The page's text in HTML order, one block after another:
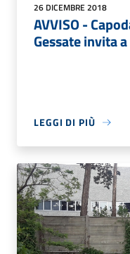
26 DICEMBRE 2018
AVVISO -
Gessate invita
LEGGI DI PIÙ